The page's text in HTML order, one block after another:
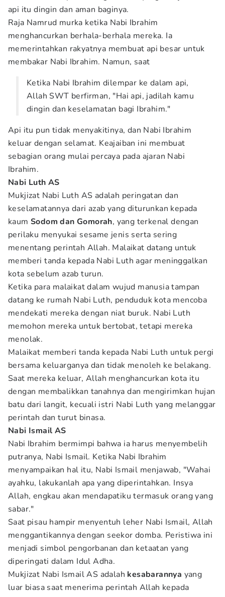
api itu dingin dan aman baginya.
Raja Namrud murka ketika Nabi Ibrahim
menghancurkan berhala-berhala mereka. Ia
memerintahkan rakyatnya membuat api besar untuk
membakar Nabi Ibrahim. Namun, saat
Ketika Nabi Ibrahim dilempar ke dalam api,
Allah SWT berfirman, "Hai api, jadilah kamu
dingin dan keselamatan bagi Ibrahim."
Api itu pun tidak menyakitinya, dan Nabi Ibrahim
keluar dengan selamat. Keajaiban ini membuat
sebagian orang mulai percaya pada ajaran Nabi
Ibrahim.
Nabi Luth AS
Mukjizat Nabi Luth AS adalah peringatan dan
keselamatannya dari azab yang diturunkan kepada
kaum Sodom dan Gomorah, yang terkenal dengan
perilaku menyukai sesame jenis serta sering
menentang perintah Allah. Malaikat datang untuk
memberi tanda kepada Nabi Luth agar meninggalkan
kota sebelum azab turun.
Ketika para malaikat dalam wujud manusia tampan
datang ke rumah Nabi Luth, penduduk kota mencoba
mendekati mereka dengan niat buruk. Nabi Luth
memohon mereka untuk bertobat, tetapi mereka
menolak.
Malaikat memberi tanda kepada Nabi Luth untuk pergi
bersama keluarganya dan tidak menoleh ke belakang.
Saat mereka keluar, Allah menghancurkan kota itu
dengan membalikkan tanahnya dan mengirimkan hujan
batu dari langit, kecuali istri Nabi Luth yang melanggar
perintah dan turut binasa.
Nabi Ismail AS
Nabi Ibrahim bermimpi bahwa ia harus menyembelih
putranya, Nabi Ismail. Ketika Nabi Ibrahim
menyampaikan hal itu, Nabi Ismail menjawab, "Wahai
ayahku, lakukanlah apa yang diperintahkan. Insya
Allah, engkau akan mendapatiku termasuk orang yang
sabar."
Saat pisau hampir menyentuh leher Nabi Ismail, Allah
menggantikannya dengan seekor domba. Peristiwa ini
menjadi simbol pengorbanan dan ketaatan yang
diperingati dalam Idul Adha.
Mukjizat Nabi Ismail AS adalah kesabarannya yang
luar biasa saat menerima perintah Allah kepada